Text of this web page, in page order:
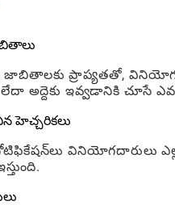
ప్రాప్యతతో,
అద్దెకు ఇవ్వడానికి చూసే
హెచ్చరికలు
వినియోగదారులు